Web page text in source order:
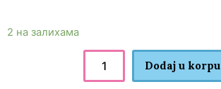
2 на залихама
Dodaj u korpu